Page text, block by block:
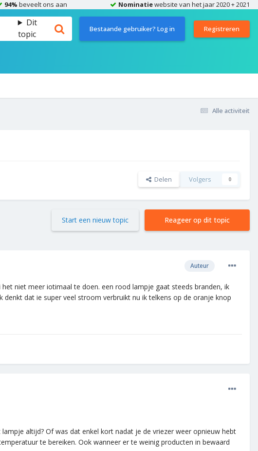
94% beveelt ons aan Nominatiewebsite van het jaar 2020 + 2021
Dit
topic
Bestaande gebruiker? Log in Registreren
Alle activiteit
Delen Volgers 0
Reageer op dit topic
Start een nieuw topic
Auteur
niet meer iotimaal te doen. een rood lampje gaat steeds branden, ik
dat ie super veel stroom verbruikt nu ik telkens op de oranje knop
altijd? Of was dat enkel kort nadat je de vriezer weer opnieuw hebt
te bereiken. Ook wanneer er te weinig producten in bewaard